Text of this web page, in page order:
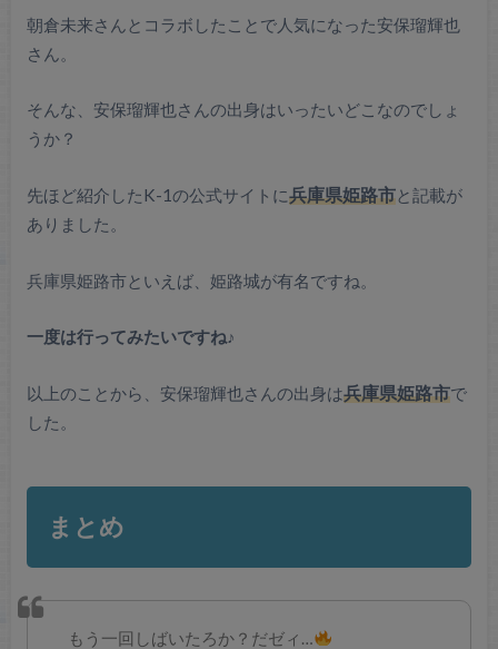
朝倉未来さんとコラボしたことで人気になった安保瑠輝也
さん。
そんな、安保瑠輝也さんの出身はいったいどこなのでしょ
うか？
先ほど紹介したK-1の公式サイトに兵庫県姫路市と記載が
ありました。
兵庫県姫路市といえば、姫路城が有名ですね。
一度は行ってみたいですね♪
以上のことから、安保瑠輝也さんの出身は兵庫県姫路市で
した。
まとめ
もう一回しばいたろか？だゼィ…